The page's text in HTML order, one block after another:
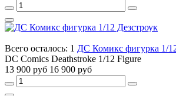
Всего осталось: 1 ДС Комикс фигурка 1/
DC Comics Deathstroke 1/12 Figure
13 900 руб 16 900 руб